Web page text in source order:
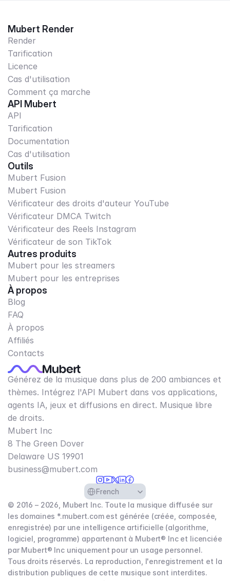
Mubert Render
Render
Tarification
Licence
Cas d'utilisation
Comment ça marche
API Mubert
API
Tarification
Documentation
Cas d'utilisation
Outils
Mubert Fusion
Mubert Fusion
Vérificateur des droits d'auteur YouTube
Vérificateur DMCA Twitch
Vérificateur des Reels Instagram
Vérificateur de son TikTok
Autres produits
Mubert pour les streamers
Mubert pour les entreprises
À propos
Blog
FAQ
À propos
Affiliés
Contacts
Générez de la musique dans plus de 200 ambiances et
thèmes. Intégrez l'API Mubert dans vos applications,
agents IA, jeux et diffusions en direct. Musique libre
de droits.
Mubert Inc
8 The Green Dover
Delaware US 19901​
business@mubert.com
Select Language
French
© 2016 – 2026, Mubert Inc. Toute la musique diffusée sur
les domaines *.mubert.com est générée (créée, composée,
enregistrée) par une intelligence artificielle (algorithme,
logiciel, programme) appartenant à Mubert® Inc et licenciée
par Mubert® Inc uniquement pour un usage personnel.
Tous droits réservés. La reproduction, l'enregistrement et la
distribution publiques de cette musique sont interdites.